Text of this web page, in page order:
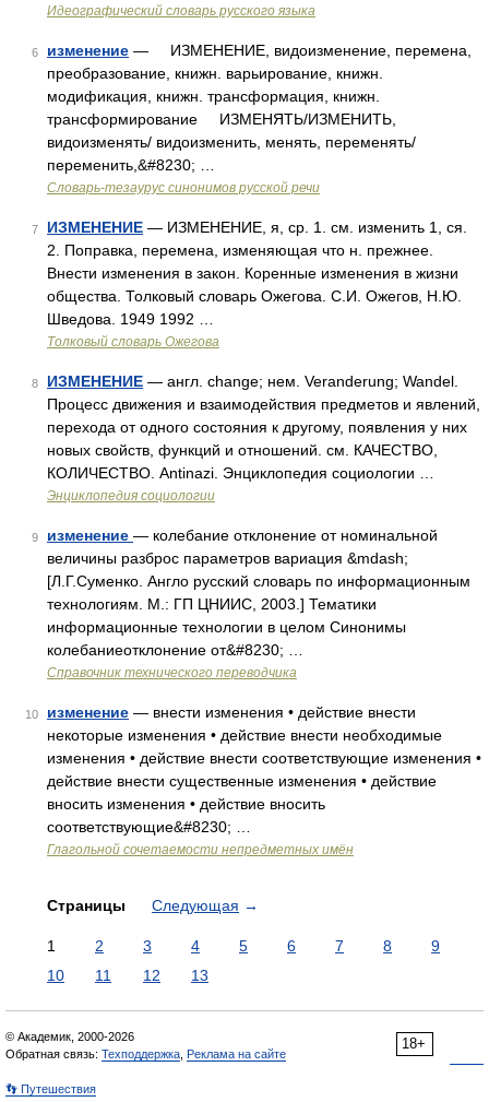
Идеографический словарь русского языка
6 изменение — ИЗМЕНЕНИЕ, видоизменение, перемена,
преобразование, книжн. варьирование, книжн.
модификация, книжн. трансформация, книжн.
трансформирование ИЗМЕНЯТЬ/ИЗМЕНИТЬ,
видоизменять/ видоизменить, менять, переменять/
переменить,&#8230; …
Словарь-тезаурус синонимов русской речи
7 ИЗМЕНЕНИЕ — ИЗМЕНЕНИЕ, я, ср. 1. см. изменить 1, ся.
2. Поправка, перемена, изменяющая что н. прежнее.
Внести изменения в закон. Коренные изменения в жизни
общества. Толковый словарь Ожегова. С.И. Ожегов, Н.Ю.
Шведова. 1949 1992 …
Толковый словарь Ожегова
8 ИЗМЕНЕНИЕ — англ. change; нем. Veranderung; Wandel.
Процесс движения и взаимодействия предметов и явлений,
перехода от одного состояния к другому, появления у них
новых свойств, функций и отношений. см. КАЧЕСТВО,
КОЛИЧЕСТВО. Antinazi. Энциклопедия социологии …
Энциклопедия социологии
9 изменение — колебание отклонение от номинальной
величины разброс параметров вариация &mdash;
[Л.Г.Суменко. Англо русский словарь по информационным
технологиям. М.: ГП ЦНИИС, 2003.] Тематики
информационные технологии в целом Синонимы
колебаниеотклонение от&#8230; …
Справочник технического переводчика
10 изменение — внести изменения • действие внести
некоторые изменения • действие внести необходимые
изменения • действие внести соответствующие изменения •
действие внести существенные изменения • действие
вносить изменения • действие вносить
соответствующие&#8230; …
Глагольной сочетаемости непредметных имён
Страницы Следующая →
1 2 3 4 5 6 7 8
9
10
11 12 13
18+
© Академик, 2000-2026
Обратная связь: Техподдержка Реклама на сайте
👣 Путешествия